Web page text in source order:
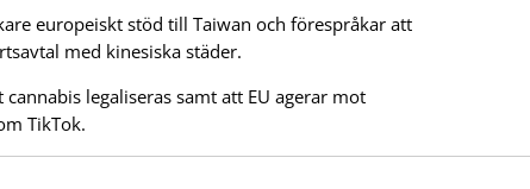
europeiskt stöd till Taiwan och förespråkar att
med kinesiska städer.
legaliseras samt att EU agerar mot
TikTok.